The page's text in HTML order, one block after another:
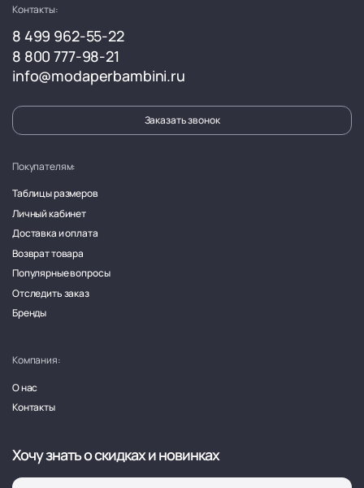
Контакты:
8 499 962-55-22
8 800 777-98-21
info@modaperbambini.ru
Заказать звонок
Покупателям:
Таблицы размеров
Личный кабинет
Доставка и оплата
Возврат товара
Популярные вопросы
Отследить заказ
Бренды
Компания:
О нас
Контакты
Хочу знать о скидках и новинках